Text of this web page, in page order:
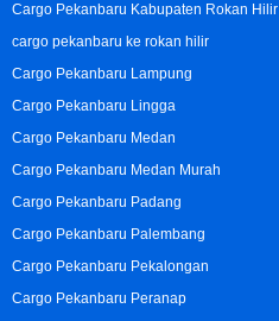
Cargo Pekanbaru Kabupaten Rokan Hilir
cargo pekanbaru ke rokan hilir
Cargo Pekanbaru Lampung
Cargo Pekanbaru Lingga
Cargo Pekanbaru Medan
Cargo Pekanbaru Medan Murah
Cargo Pekanbaru Padang
Cargo Pekanbaru Palembang
Cargo Pekanbaru Pekalongan
Cargo Pekanbaru Peranap